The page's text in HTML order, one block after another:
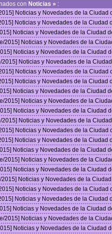
con Noticias » :
Noticias y Novedades de la Ciudad
Noticias y Novedades de la Ciudad
Noticias y Novedades de la Ciudad
2015] Noticias y Novedades de la
Noticias y Novedades de la Ciudad
2015] Noticias y Novedades de la
Noticias y Novedades de la Ciudad
Noticias y Novedades de la Ciudad
Noticias y Novedades de la Ciudad
2015] Noticias y Novedades de la
Noticias y Novedades de la Ciudad
2015] Noticias y Novedades de la
Noticias y Novedades de la Ciudad
Noticias y Novedades de la Ciudad
Noticias y Novedades de la Ciudad
2015] Noticias y Novedades de la
Noticias y Novedades de la Ciudad
2015] Noticias y Novedades de la
Noticias y Novedades de la Ciudad
Noticias y Novedades de la Ciudad
Noticias y Novedades de la Ciudad
2015] Noticias y Novedades de la
Noticias y Novedades de la Ciudad